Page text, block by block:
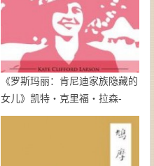
《罗斯玛丽：肯尼迪家族隐藏的
女儿》凯特・克里福・拉森-
epub+azw3